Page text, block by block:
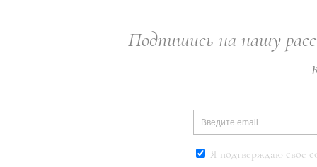
Подпишись на нашу
Я подтверждаю свое